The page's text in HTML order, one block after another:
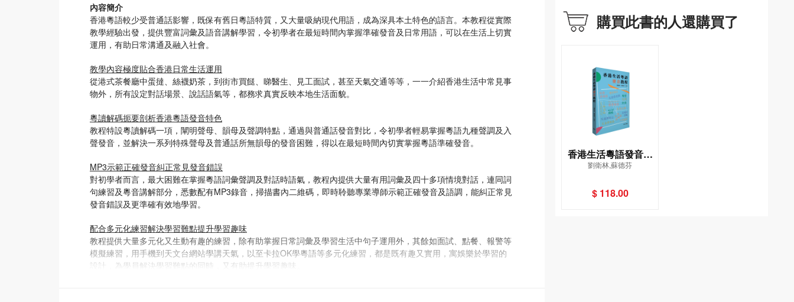
內容簡介
香港粵語較少受普通話影響，既保有舊日粵語特質，又大量吸納現代用語，成為深具本土特色的語言。本教程從實際
教學經驗出發，提供豐富詞彙及語音講解學習，令初學者在最短時間內掌握準確發音及日常用語，可以在生活上切實
運用，有助日常溝通及融入社會。
教學內容極度貼合香港日常生活運用
從港式茶餐廳中蛋撻、絲襪奶茶，到街市買餸、睇醫生、見工面試，甚至天氣交通等等，一一介紹香港生活中常見事
物外，所有設定對話場景、說話語氣等，都務求真實反映本地生活面貌。
粵讀解碼扼要剖析香港粵語發音特色
教程特設粵讀解碼一項，闡明聲母、韻母及聲調特點，通過與普通話發音對比，令初學者輕易掌握粵語九種聲調及入
聲發音，並解決一系列特殊聲母及普通話所無韻母的發音困難，得以在最短時間內切實掌握粵語準確發音。
MP3示範正確發音糾正常見發音錯誤
對初學者而言，最大困難在掌握粵語詞彙聲調及對話時語氣，教程內提供大量有用詞彙及四十多項情境對話，連同詞
句練習及粵音講解部分，悉數配有MP3錄音，掃描書內二維碼，即時聆聽專業導師示範正確發音及語調，能糾正常見
發音錯誤及更準確有效地學習。
配合多元化練習解決學習難點提升學習趣味
教程提供大量多元化又生動有趣的練習，除有助掌握日常詞彙及學習生活中句子運用外，其餘如面試、點餐、報警等
模擬練習，用手機到天文台網站學講天氣，以至卡拉OK學粵語等多元化練習，都是既有趣又實用，寓娛樂於學習的
設計，為學員解決學習難點的同時，又有助提升學習趣味。
購買此書的人還購買了
香港生活粵語發音教
程
劉衛林,蘇德芬
$ 118.00